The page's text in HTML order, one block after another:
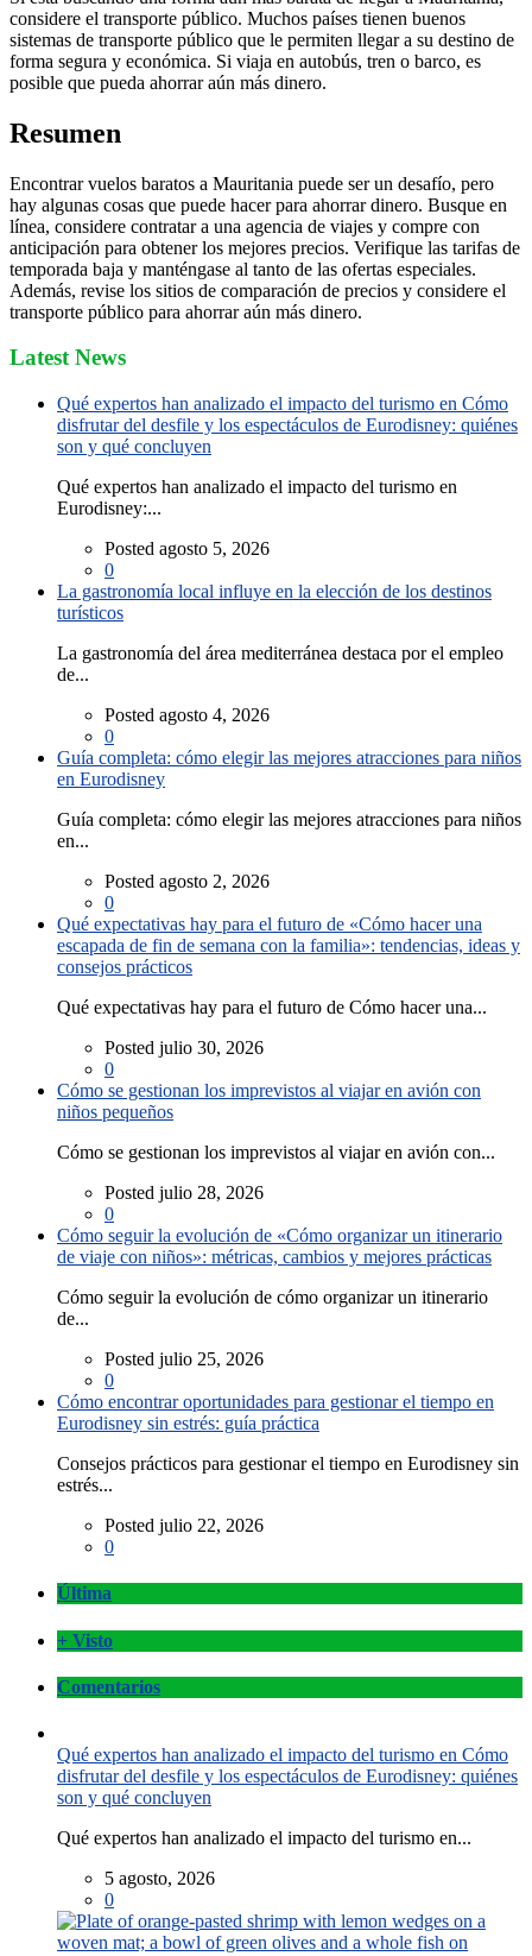
considere el transporte público. Muchos países tienen buenos
sistemas de transporte público que le permiten llegar a su destino de
forma segura y económica. Si viaja en autobús, tren o barco, es
posible que pueda ahorrar aún más dinero.
Resumen
Encontrar vuelos baratos a Mauritania puede ser un desafío, pero
hay algunas cosas que puede hacer para ahorrar dinero. Busque en
línea, considere contratar a una agencia de viajes y compre con
anticipación para obtener los mejores precios. Verifique las tarifas de
temporada baja y manténgase al tanto de las ofertas especiales.
Además, revise los sitios de comparación de precios y considere el
transporte público para ahorrar aún más dinero.
Latest News
Qué expertos han analizado el impacto del turismo en Cómo
disfrutar del desfile y los espectáculos de Eurodisney: quiénes
son y qué concluyen
Qué expertos han analizado el impacto del turismo en
Eurodisney:...
Posted agosto 5, 2026
0
La gastronomía local influye en la elección de los destinos
turísticos
La gastronomía del área mediterránea destaca por el empleo
de...
Posted agosto 4, 2026
0
Guía completa: cómo elegir las mejores atracciones para niños
en Eurodisney
Guía completa: cómo elegir las mejores atracciones para niños
en...
Posted agosto 2, 2026
0
Qué expectativas hay para el futuro de «Cómo hacer una
escapada de fin de semana con la familia»: tendencias, ideas y
consejos prácticos
Qué expectativas hay para el futuro de Cómo hacer una...
Posted julio 30, 2026
0
Cómo se gestionan los imprevistos al viajar en avión con
niños pequeños
Cómo se gestionan los imprevistos al viajar en avión con...
Posted julio 28, 2026
0
Cómo seguir la evolución de «Cómo organizar un itinerario
de viaje con niños»: métricas, cambios y mejores prácticas
Cómo seguir la evolución de cómo organizar un itinerario
de...
Posted julio 25, 2026
0
Cómo encontrar oportunidades para gestionar el tiempo en
Eurodisney sin estrés: guía práctica
Consejos prácticos para gestionar el tiempo en Eurodisney sin
estrés...
Posted julio 22, 2026
0
Última
+ Visto
Comentarios
Qué expertos han analizado el impacto del turismo en Cómo
disfrutar del desfile y los espectáculos de Eurodisney: quiénes
son y qué concluyen
Qué expertos han analizado el impacto del turismo en...
5 agosto, 2026
0